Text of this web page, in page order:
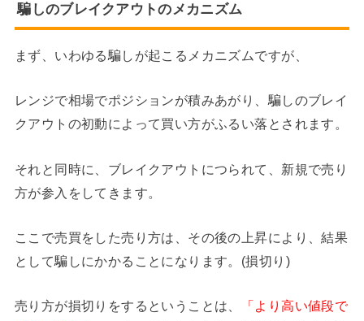
騙しのブレイクアウトのメカニズム
まず、いわゆる騙しが起こるメカニズムですが、
レンジで相場でポジションが積みあがり、騙しのブレイ
クアウトの初動によって買い方がふるい落とされます。
それと同時に、ブレイクアウトにつられて、新規で売り
方が参入をしてきます。
ここで売買をした売り方は、その後の上昇により、結果
として騙しにかかることになります。(損切り)
売り方が損切りをするということは、
「より高い値段で